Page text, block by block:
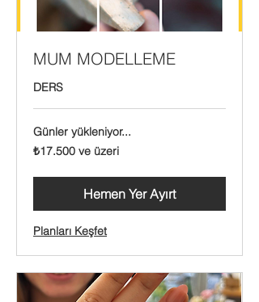
MUM MODELLEME
DERS
Günler yükleniyor...
₺17.500
Türk
ve
₺17.500 ve üzeri
Hemen Yer Ayırt
Planları Keşfet